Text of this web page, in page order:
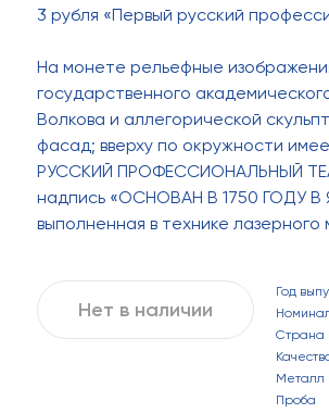
3 рубля «Первый русский
На монете рельефные
государственного
Волкова и аллегорической
фасад; вверху по окружности
РУССКИЙ ПРОФЕССИОНАЛЬНЫЙ
надпись «ОСНОВАН В 1750 ГОДУ
выполненная в технике лазерного
Нет в наличии
Год
Страна
Металл
Проба